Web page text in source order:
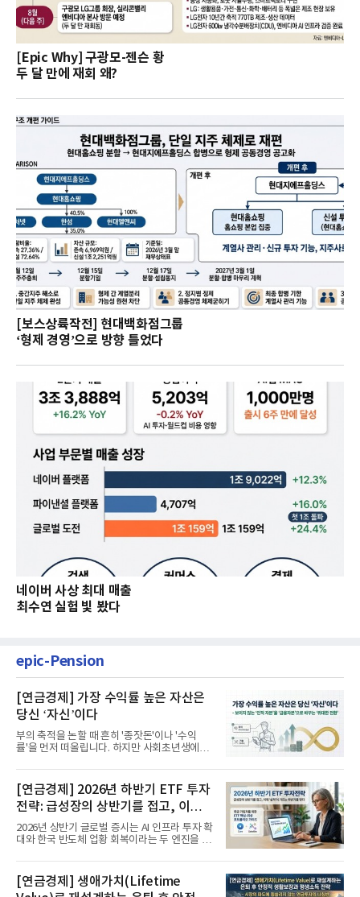
[Epic Why] 구광모-젠슨 황
두 달 만에 재회 왜?
[보스상륙작전] 현대백화점그룹
‘형제 경영’으로 방향 틀었다
네이버 사상 최대 매출
최수연 실험 빛 봤다
epic-Pension
[연금경제] 가장 수익률 높은 자산은
당신 ‘자신’이다
부의 축적을 논할 때 흔히 '종잣돈'이나 '수익
률'을 먼저 떠올립니다. 하지만 사회초년생에게
[연금경제] 2026년 하반기 ETF 투자
전략: 급성장의 상반기를 접고, 이제
'실적'이 가르는 하반기를 맞다
2026년 상반기 글로벌 증시는 AI 인프라 투자 확
대와 한국 반도체 업황 회복이라는 두 엔진을 달
[연금경제] 생애가치(Lifetime